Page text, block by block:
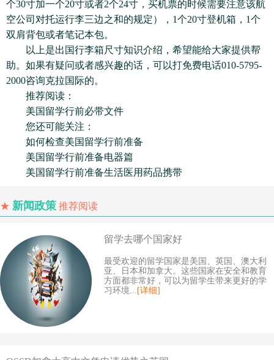
个30寸加一个20寸或者2个24寸，买机票的时候需要注意该航
空公司对托运行李三边之和的规定），1个20寸登机箱，1个
双肩背包或者笔记本包。
以上是出国行李箱尺寸知识介绍，希望能给大家提供帮
助。如果有疑问或者感兴趣的话，可以打免费电话010-5795-
2000咨询克拉国际的。
推荐阅读：
美国留学行前必带文件
您还可能关注：
如何检查美国留学行前准备
美国留学行前准备电器篇
美国留学行前准备生活医用药品携带
★ 新闻政策 推荐阅读
留学去哪个国家好
最受欢迎的留学国家是美国、英国、澳大利
亚、日本和加拿大。这些国家在安全和教育
方面都非常好，可以为留学生带来更好的学
习环境... [详细]